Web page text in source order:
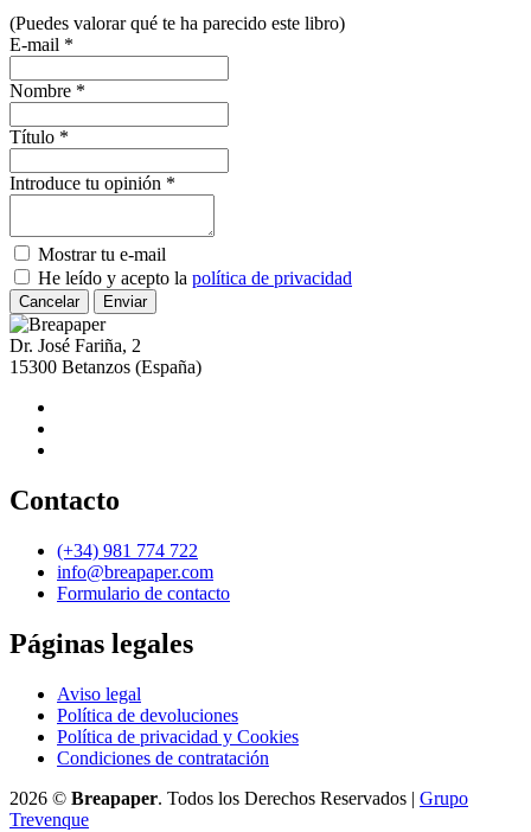
(Puedes valorar qué te ha parecido este libro)
E-mail *
Nombre *
Título *
Introduce tu opinión *
Mostrar tu e-mail
He leído y acepto la política de privacidad
Cancelar
Dr. José Fariña, 2
15300 Betanzos (España)
Contacto
(+34) 981 774 722
info@breapaper.com
Formulario de contacto
Páginas legales
Aviso legal
Política de devoluciones
Política de privacidad y Cookies
Condiciones de contratación
2026 © Breapaper. Todos los Derechos Reservados | Grupo
Trevenque